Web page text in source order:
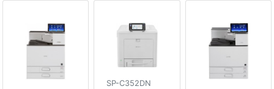
SP-C352DN